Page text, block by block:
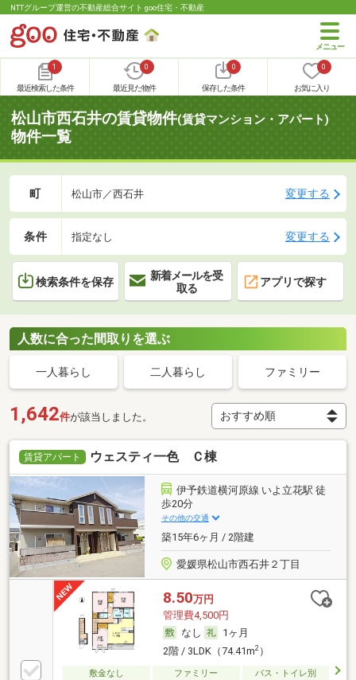
NTTグループ運営の不動産総合サイト goo住宅・不動産
1
最近検索した条件
0
最近見た物件
0
保存した条件
0
お気に入り
松山市西石井の賃貸物件(賃貸マンション・アパート)
物件一覧
町 松山市／西石井 変更する
条件 指定なし 変更する
検索条件を保存
新着メールを受
取る
アプリで探す
人数に合った間取りを選ぶ
一人暮らし 二人暮らし ファミリー
1,642件が該当しました。
賃貸アパート ウェスティ一色 Ｃ棟
伊予鉄道横河原線 いよ立花駅 徒
歩20分
その他の交通
築15年6ヶ月 / 2階建
愛媛県松山市西石井２丁目
8.50万円
管理費4,500円
なし
1ヶ月
2階 / 3LDK（74.41m2）
敷金なし ファミリー
バス・トイレ別